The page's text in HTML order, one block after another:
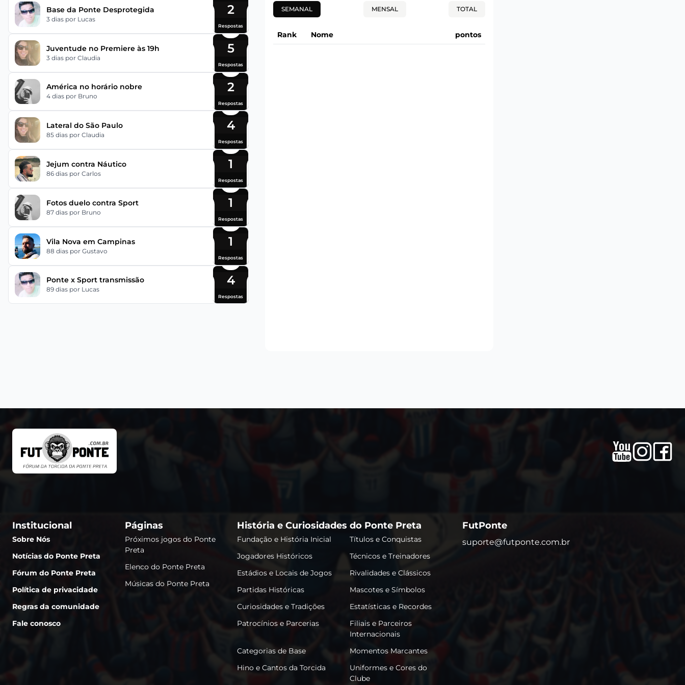
Base da Ponte Desprotegida
3 dias por Lucas
2
Respostas
Juventude no Premiere às 19h
3 dias por Claudia
5
Respostas
América no horário nobre
4 dias por Bruno
2
Respostas
Lateral do São Paulo
85 dias por Claudia
4
Respostas
Jejum contra Náutico
86 dias por Carlos
1
Respostas
Fotos duelo contra Sport
87 dias por Bruno
1
Respostas
Vila Nova em Campinas
88 dias por Gustavo
1
Respostas
Ponte x Sport transmissão
89 dias por Lucas
4
Respostas
SEMANAL MENSAL TOTAL
Rank Nome pontos
Institucional
Sobre Nós
Notícias do Ponte Preta
Fórum do Ponte Preta
Política de privacidade
Regras da comunidade
Fale conosco
Páginas
Próximos jogos do Ponte
Preta
Elenco do Ponte Preta
Músicas do Ponte Preta
História e Curiosidades do Ponte Preta
Fundação e História Inicial
Títulos e Conquistas
Jogadores Históricos
Técnicos e Treinadores
Estádios e Locais de Jogos
Rivalidades e Clássicos
Partidas Históricas
Mascotes e Símbolos
Curiosidades e Tradições
Estatísticas e Recordes
Patrocínios e Parcerias
Filiais e Parceiros
Internacionais
Categorias de Base
Momentos Marcantes
Hino e Cantos da Torcida
Uniformes e Cores do
Clube
FutPonte
suporte@futponte.com.br